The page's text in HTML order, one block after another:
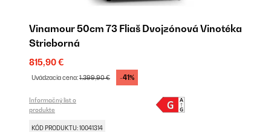
Vinamour 50cm 73 Fliaš Dvojzónová Vinotéka
Strieborná
815,90 €
Uvádzacia cena:1.399,90 € -41%
Informačný list o
produkte
KÓD PRODUKTU: 10041314